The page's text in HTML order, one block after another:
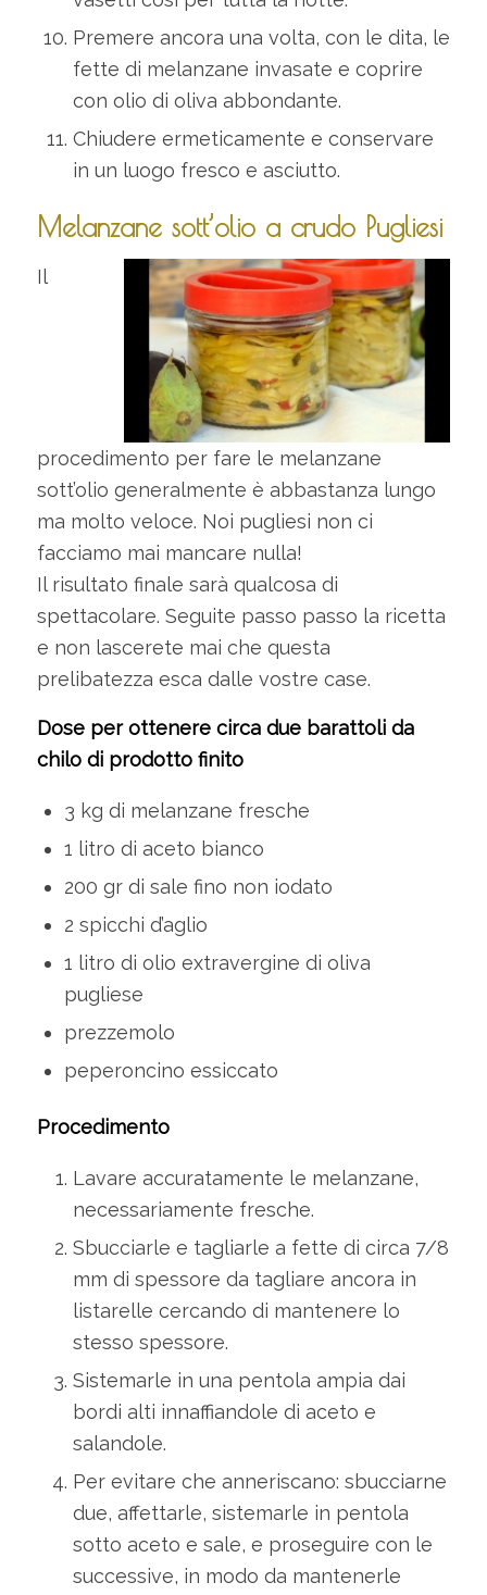
Premere ancora una volta, con le dita, le
fette di melanzane invasate e coprire
con olio di oliva abbondante.
Chiudere ermeticamente e conservare
in un luogo fresco e asciutto.
Melanzane sott’olio a crudo Pugliesi
Il
procedimento per fare le melanzane
sott’olio generalmente è abbastanza lungo
ma molto veloce. Noi pugliesi non ci
facciamo mai mancare nulla!
Il risultato finale sarà qualcosa di
spettacolare. Seguite passo passo la ricetta
e non lascerete mai che questa
prelibatezza esca dalle vostre case.
Dose per ottenere circa due barattoli da
chilo di prodotto finito
3 kg di melanzane fresche
1 litro di aceto bianco
200 gr di sale fino non iodato
2 spicchi d’aglio
1 litro di olio extravergine di oliva
pugliese
prezzemolo
peperoncino essiccato
Procedimento
Lavare accuratamente le melanzane,
necessariamente fresche.
Sbucciarle e tagliarle a fette di circa 7/8
mm di spessore da tagliare ancora in
listarelle cercando di mantenere lo
stesso spessore.
Sistemarle in una pentola ampia dai
bordi alti innaffiandole di aceto e
salandole.
Per evitare che anneriscano: sbucciarne
due, affettarle, sistemarle in pentola
sotto aceto e sale, e proseguire con le
successive, in modo da mantenerle